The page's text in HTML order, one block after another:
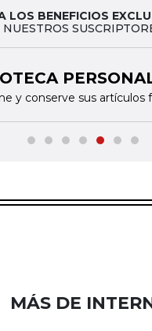
LOS BENEFICIOS
NUESTROS
y conserve sus artículos
MÁS DE